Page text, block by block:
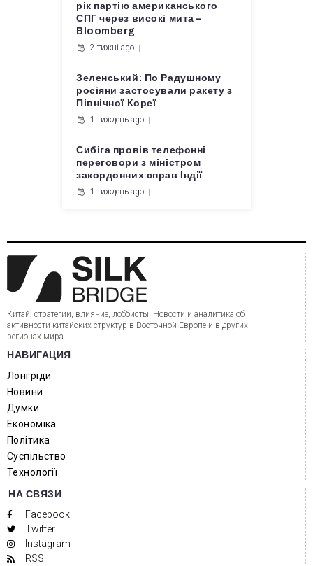
рік партію американського
СПГ через високі мита –
Bloomberg
2 тижні ago
Зеленський: По Радушному
росіяни застосували ракету з
Північної Кореї
1 тиждень ago
Сибіга провів телефонні
переговори з міністром
закордонних справ Індії
1 тиждень ago
Китай: стратегии, влияние, лоббисты. Новости и аналитика об
активности китайских структур в Восточной Европе и в других
регионах мира.
НАВИГАЦИЯ
Лонгріди
Новини
Думки
Економіка
Політика
Суспільство
Технології
НА СВЯЗИ
Facebook
Twitter
Instagram
RSS